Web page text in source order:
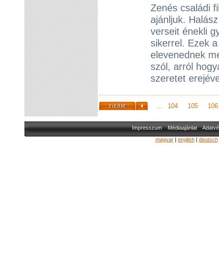
Zenés családi
ajánljuk.
verseit énekli
sikerrel. Ezek
elevenednek
szól, arról
szeretet
... 104 105 106
Impresszum Médiaajánlat
magyar| english| deutsch